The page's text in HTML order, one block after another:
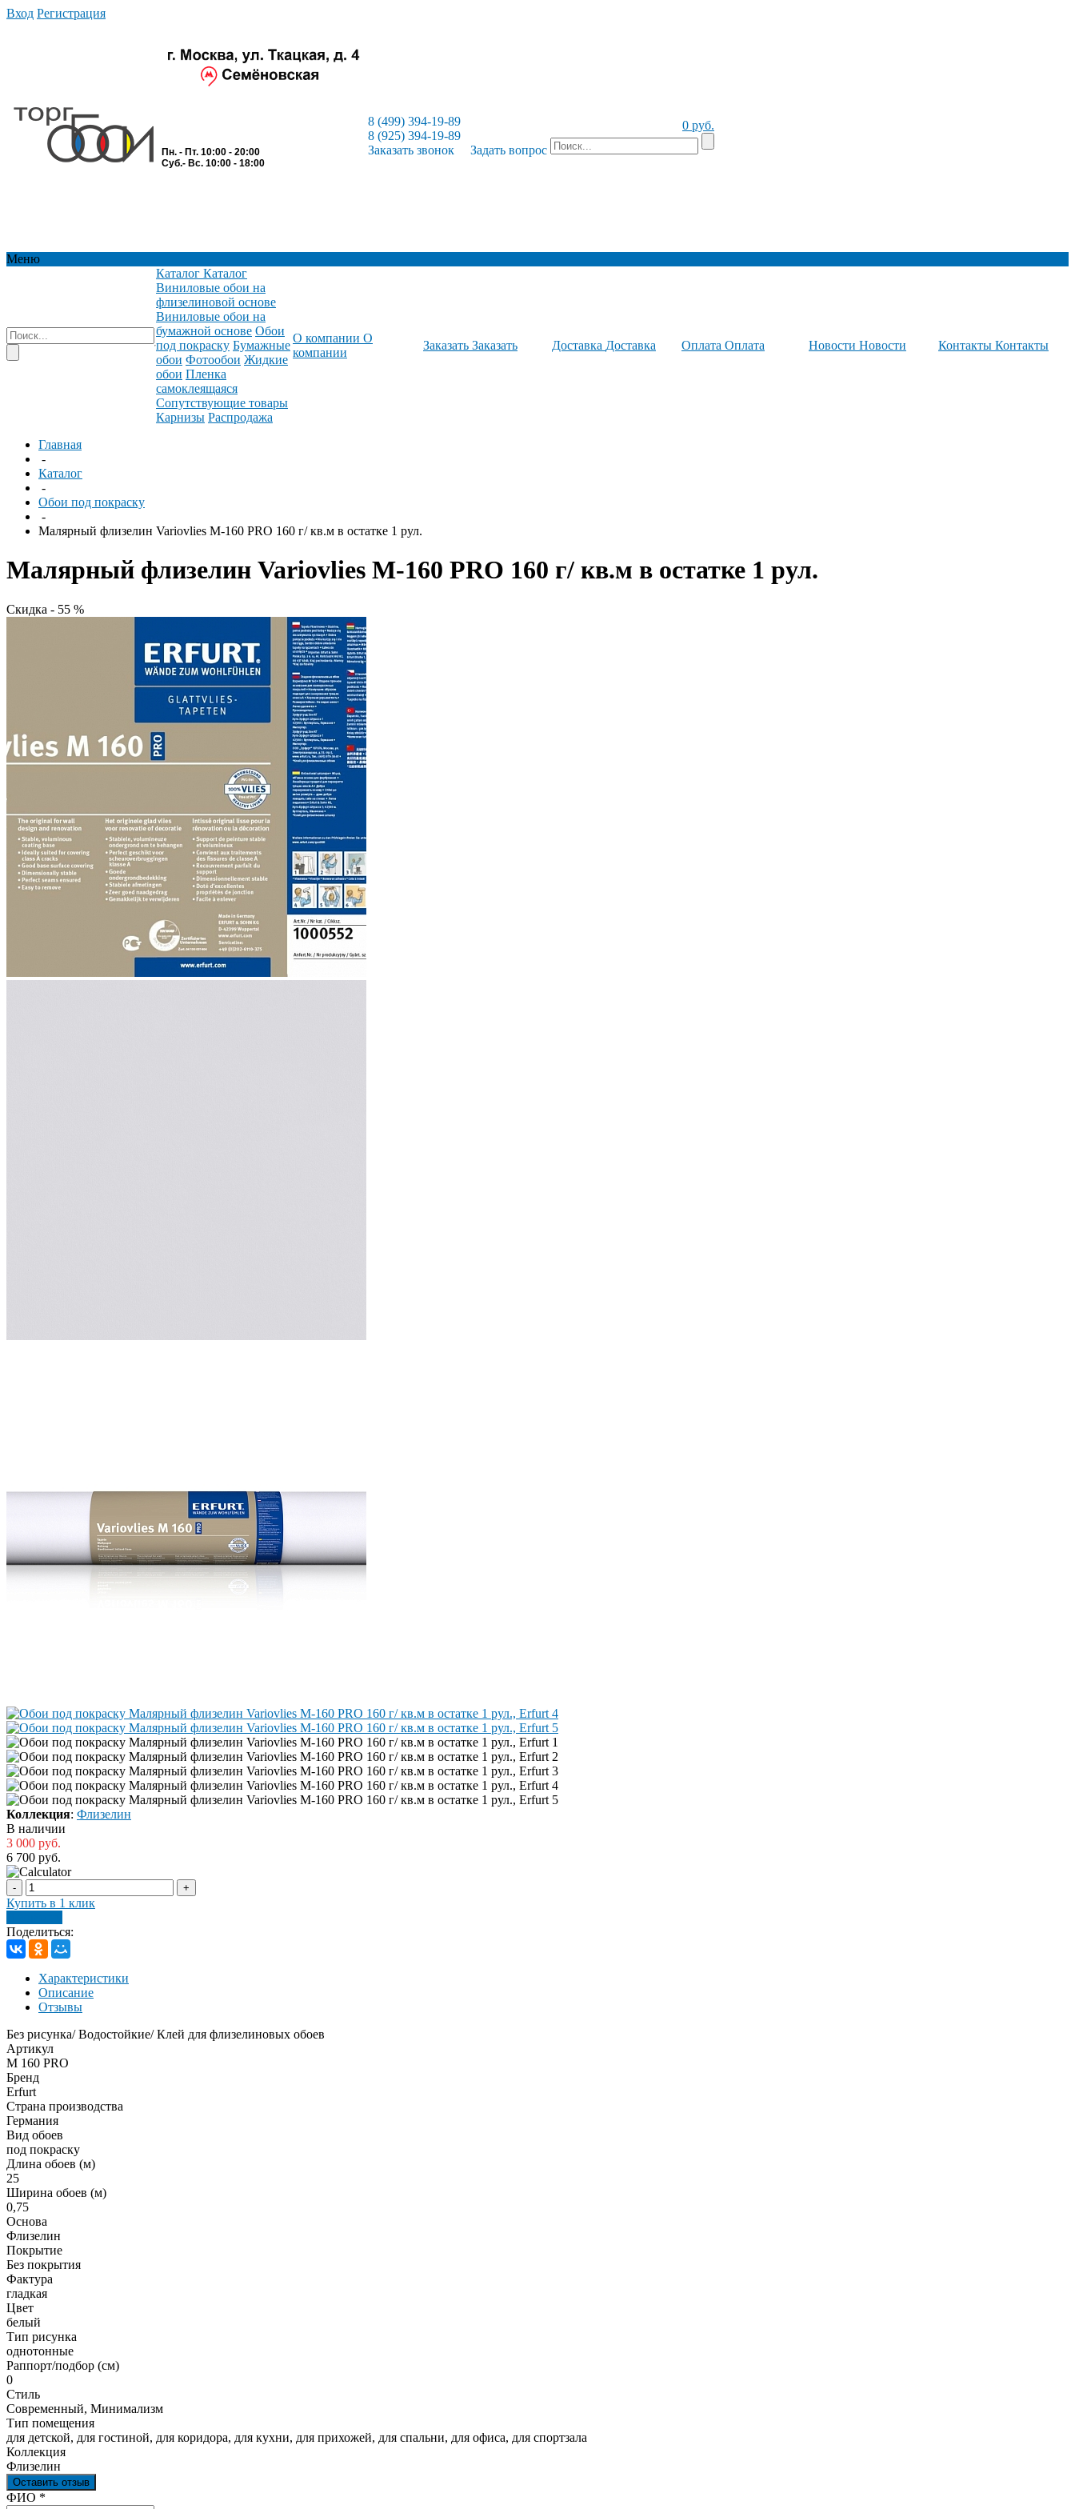
Вход Регистрация
Пн. - Пт. 10:00 - 20:00
Суб.- Вс. 10:00 - 18:00
8 (499) 394-19-89
8 (925) 394-19-89
Заказать звонок
Задать вопрос
0 руб.
Меню
Каталог Каталог
Виниловые обои на
флизелиновой основе
Виниловые обои на
бумажной основе Обои
под покраску Бумажные
обои Фотообои Жидкие
обои Пленка
самоклеящаяся
Сопутствующие товары
Карнизы Распродажа
О компании О
компании
Заказать Заказать Доставка Доставка Оплата Оплата Новости Новости Контакты Контакты
Главная
-
Каталог
-
Обои под покраску
-
Малярный флизелин Variovlies M-160 PRO 160 г/ кв.м в остатке 1 рул.
Малярный флизелин Variovlies M-160 PRO 160 г/ кв.м в остатке 1 рул.
Скидка - 55 %
Коллекция: Флизелин
В наличии
3 000 руб.
6 700 руб.
- +
Купить в 1 клик
Поделиться:
Характеристики
Описание
Отзывы
Без рисунка/ Водостойкие/ Клей для флизелиновых обоев
Артикул
М 160 PRO
Бренд
Erfurt
Страна производства
Германия
Вид обоев
под покраску
Длина обоев (м)
25
Ширина обоев (м)
0,75
Основа
Флизелин
Покрытие
Без покрытия
Фактура
гладкая
Цвет
белый
Тип рисунка
однотонные
Раппорт/подбор (см)
0
Стиль
Современный, Минимализм
Тип помещения
для детской, для гостиной, для коридора, для кухни, для прихожей, для спальни, для офиса, для спортзала
Коллекция
Флизелин
Оставить отзыв
Ваш отзыв был отправлен!
ФИО *